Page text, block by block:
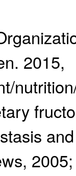
2015,
2005;